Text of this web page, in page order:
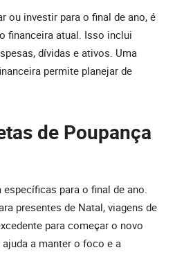
ou investir para o final de ano, é
financeira atual. Isso inclui
dívidas e ativos. Uma
permite planejar de
de Poupança
para o final de ano.
presentes de Natal, viagens de
para começar o novo
a manter o foco e a